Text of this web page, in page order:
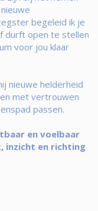
begeleid ik je
durft open te stellen
voor jou klaar
nieuwe helderheid
met vertrouwen
passen.
en voelbaar
inzicht en richting